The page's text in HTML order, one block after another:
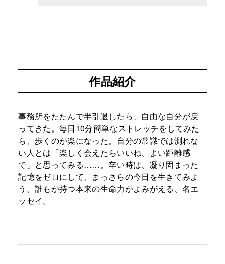
作品紹介
事務所をたたんで半引退したら、自由な自分が戻
ってきた。毎日10分簡単なストレッチをしてみた
ら、歩くのが楽になった。自分の常識では測れな
い人とは「楽しく会えたらいいね、よい距離感
で」と思ってみる……。辛い時は、凝り固まった
記憶をゼロにして、まっさらの今日を生きてみよ
う。誰もが持つ本来の生命力がよみがえる、名エ
ッセイ。